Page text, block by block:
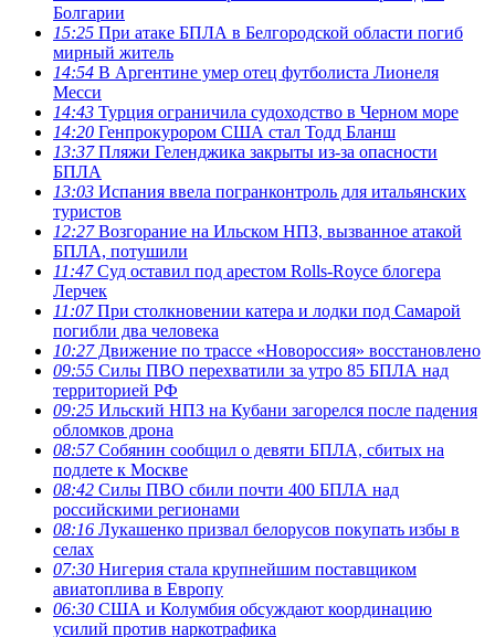
Болгарии
15:25 При атаке БПЛА в Белгородской области погиб
мирный житель
14:54 В Аргентине умер отец футболиста Лионеля
Месси
14:43 Турция ограничила судоходство в Черном море
14:20 Генпрокурором США стал Тодд Бланш
13:37Пляжи Геленджика закрыты из-за опасности
БПЛА
13:03 Испания ввела погранконтроль для итальянских
туристов
12:27Возгорание на Ильском НПЗ, вызванное атакой
БПЛА, потушили
11:47Суд оставил под арестом Rolls-Royce блогера
Лерчек
11:07При столкновении катера и лодки под Самарой
погибли два человека
10:27Движение по трассе «Новороссия» восстановлено
09:55 Силы ПВО перехватили за утро 85 БПЛА над
территорией РФ
09:25 Ильский НПЗ на Кубани загорелся после падения
обломков дрона
08:57Собянин сообщил о девяти БПЛА, сбитых на
подлете к Москве
08:42 Силы ПВО сбили почти 400 БПЛА над
российскими регионами
08:16 Лукашенко призвал белорусов покупать избы в
селах
07:30 Нигерия стала крупнейшим поставщиком
авиатоплива в Европу
06:30 США и Колумбия обсуждают координацию
усилий против наркотрафика